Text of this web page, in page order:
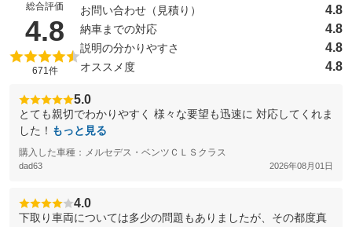
総合評価
4.8 （5点満点中）
671件
お問い合わせ（見積り） 4.8
納車までの対応 4.8
説明の分かりやすさ 4.8
オススメ度 4.8
5.0
とても親切でわかりやすく 様々な要望も迅速に 対応してくれま
した！ もっと見る
購入した車種：メルセデス・ベンツＣＬＳクラス
dad63 2026年08月01日
4.0
下取り車両については多少の問題もありましたが、その都度真